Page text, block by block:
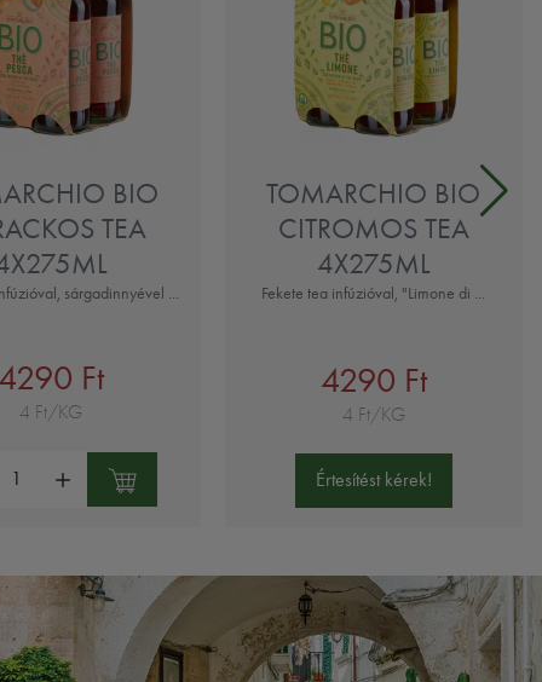
BIO
TEA
sárgadinnyével ...
4290 Ft
4 Ft/KG
TOMARCHIO BIO
CITROMOS TEA
4X275ML
Fekete tea infúzióval, "Limone di ...
4290 Ft
4 Ft/KG
Értesítést kérek!